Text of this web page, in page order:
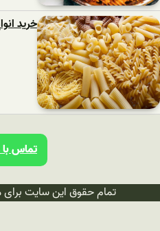
خرید
تماس با
تمام حقوق این سایت